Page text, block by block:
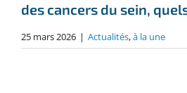
des cancers du sein,
25 mars 2026 | Actualités,à la une